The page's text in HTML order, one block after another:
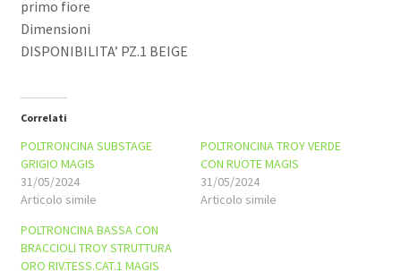
primo fiore
Dimensioni
DISPONIBILITA’ PZ.1 BEIGE
Correlati
POLTRONCINA SUBSTAGE
GRIGIO MAGIS
31/05/2024
Articolo simile
POLTRONCINA TROY VERDE
CON RUOTE MAGIS
31/05/2024
Articolo simile
POLTRONCINA BASSA CON
BRACCIOLI TROY STRUTTURA
ORO RIV.TESS.CAT.1 MAGIS